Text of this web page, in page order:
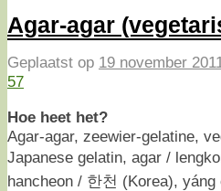
Agar-agar
Geplaatst op 19 november
57
Hoe heet het?
Agar-agar, zeewier-gelatine,
Japanese gelatin, agar /
hancheon / 한천 (Korea),